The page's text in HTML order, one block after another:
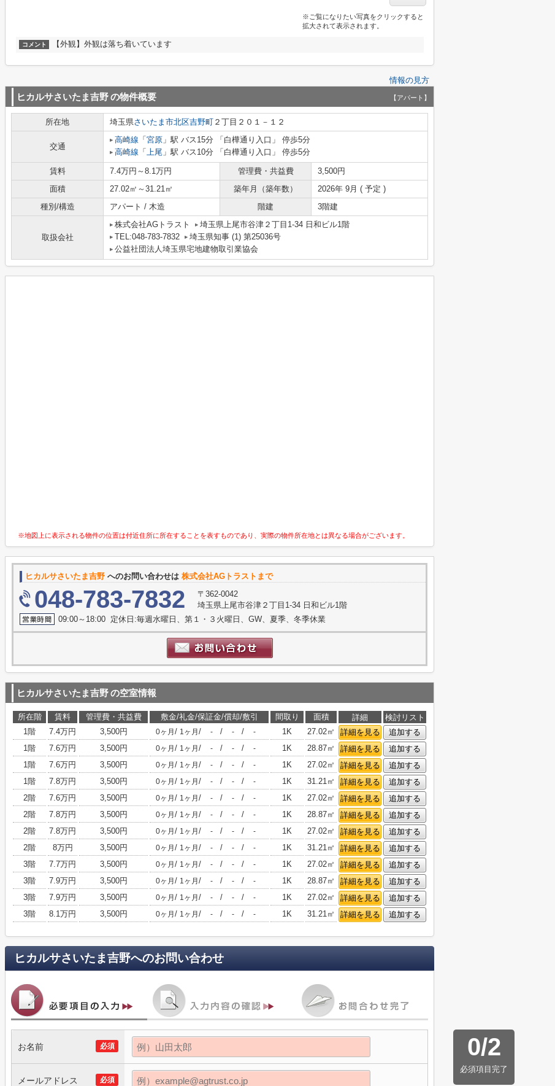
※ご覧になりたい写真をクリックすると
拡大されて表示されます。
コメント 【外観】外観は落ち着いています
情報の見方
ヒカルサさいたま吉野の物件概要 【アパート】
所在地 埼玉県さいたま市北区吉野町 ２丁目２０１－１２
交通
高崎線 「 宮原 」駅 バス15分 「白樺通り入口」 停歩5分
高崎線 「 上尾 」駅 バス10分 「白樺通り入口」 停歩5分
賃料 7.4万円～8.1万円 管理費・共益費
3,500円
面積
27.02㎡～31.21㎡ 築年月（築年数）
2026年 9月 ( 予定 )
種別/構造
アパート / 木造 階建 3階建
取扱会社
株式会社AGトラスト
埼玉県上尾市谷津２丁目1-34 日和ビル1階
TEL:048-783-7832
埼玉県知事 (1) 第25036号
公益社団法人埼玉県宅地建物取引業協会
※地図上に表示される物件の位置は付近住所に所在することを表すものであり、実際の物件所在地とは異なる場合がございます。
ヒカルサさいたま吉野 へのお問い合わせは 株式会社AGトラストまで
048-783-7832
〒362-0042
埼玉県上尾市谷津２丁目1-34 日和ビル1階
09:00～18:00 定休日:毎週水曜日、第１・３火曜日、GW、夏季、冬季休業
ヒカルサさいたま吉野の空室情報
所在階 賃料 管理費・共益費 敷金/礼金/保証金/償却/敷引 間取り 面積 詳細
検討リスト
1階
7.4万円 3,500円 0ヶ月 / 1ヶ月 / - / - / - 1K 27.02㎡ 詳細を見る
追加する
1階
7.6万円 3,500円 0ヶ月 / 1ヶ月 / - / - / - 1K 28.87㎡ 詳細を見る
追加する
1階
7.6万円 3,500円 0ヶ月 / 1ヶ月 / - / - / - 1K 27.02㎡ 詳細を見る
追加する
1階
7.8万円 3,500円 0ヶ月 / 1ヶ月 / - / - / - 1K 31.21㎡ 詳細を見る
追加する
2階
7.6万円 3,500円 0ヶ月 / 1ヶ月 / - / - / - 1K 27.02㎡ 詳細を見る
追加する
2階
7.8万円 3,500円 0ヶ月 / 1ヶ月 / - / - / - 1K 28.87㎡ 詳細を見る
追加する
2階
7.8万円 3,500円 0ヶ月 / 1ヶ月 / - / - / - 1K 27.02㎡ 詳細を見る
追加する
2階
8万円 3,500円 0ヶ月 / 1ヶ月 / - / - / - 1K 31.21㎡ 詳細を見る
追加する
3階
7.7万円 3,500円 0ヶ月 / 1ヶ月 / - / - / - 1K 27.02㎡ 詳細を見る
追加する
3階
7.9万円 3,500円 0ヶ月 / 1ヶ月 / - / - / - 1K 28.87㎡ 詳細を見る
追加する
3階
7.9万円 3,500円 0ヶ月 / 1ヶ月 / - / - / - 1K 27.02㎡ 詳細を見る
追加する
3階
8.1万円 3,500円 0ヶ月 / 1ヶ月 / - / - / - 1K 31.21㎡ 詳細を見る 追加する
ヒカルサさいたま吉野へのお問い合わせ
0/2
必須項目完了
必須
お名前
必須
メールアドレス